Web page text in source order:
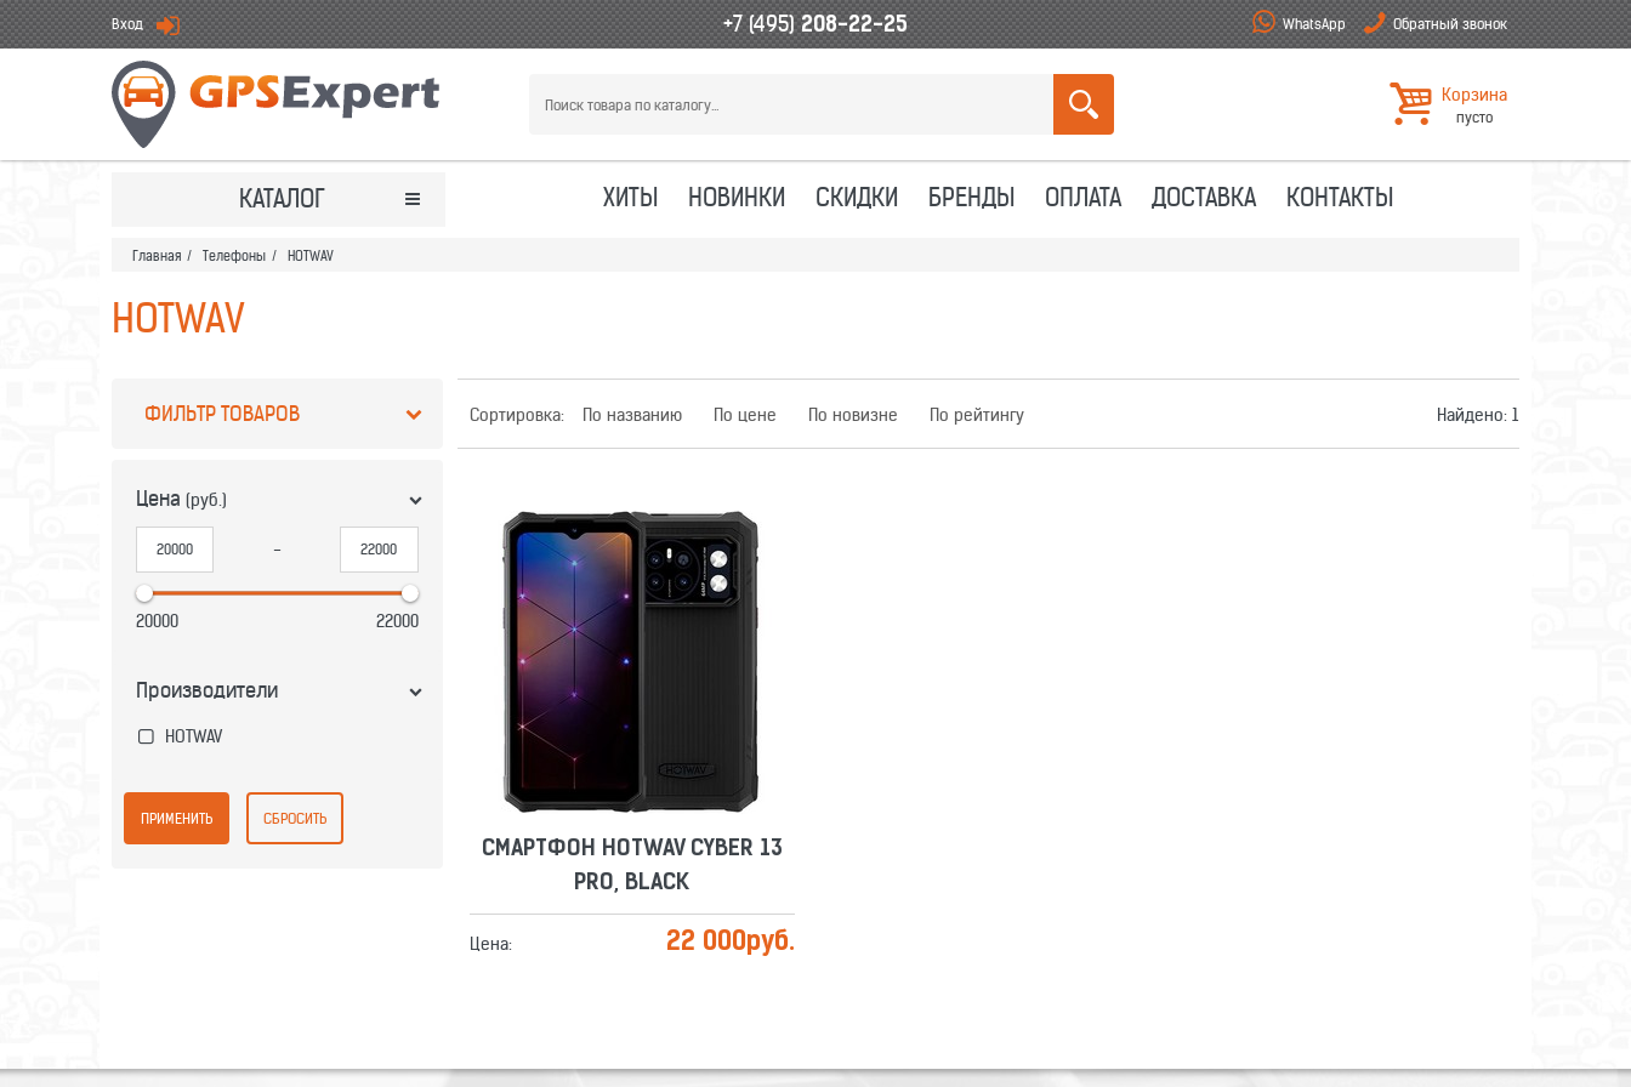
Вход +7 (495)208-22-25 WhatsApp Обратный звонок
Корзина
пусто
КАТАЛОГ ХИТЫ НОВИНКИ СКИДКИ БРЕНДЫ ОПЛАТА ДОСТАВКА КОНТАКТЫ
Главная / Телефоны / HOTWAV
HOTWAV
ФИЛЬТР ТОВАРОВ Сортировка: По названию По цене По новизне По рейтингу Найдено: 1
Цена (руб.)
-
20000 22000
Производители
HOTWAV
СМАРТФОН HOTWAV CYBER 13
PRO, BLACK
Сравнить
СМАРТФОН HOTWAV CYBER 13
PRO, BLACK
Цена: 22 000руб.